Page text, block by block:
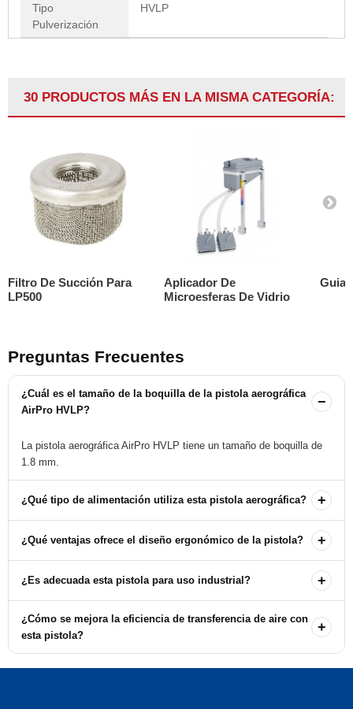
Tipo
Pulverización
HVLP
30 PRODUCTOS MÁS EN LA MISMA CATEGORÍA:
Filtro De Succión Para
LP500
Aplicador De
Microesferas De Vidrio
Guia
Preguntas Frecuentes
¿Cuál es el tamaño de la boquilla de la pistola aerográfica
AirPro HVLP?
−
La pistola aerográfica AirPro HVLP tiene un tamaño de boquilla de
1.8 mm.
¿Qué tipo de alimentación utiliza esta pistola aerográfica? +
Esta pistola aerográfica utiliza alimentación por gravedad.
¿Qué ventajas ofrece el diseño ergonómico de la pistola? +
El diseño ergonómico reduce la tensión muscular y la fatiga del
¿Es adecuada esta pistola para uso industrial? +
Sí, la pistola aerográfica AirPro HVLP está diseñada para uso
industrial, siendo ideal para tiendas personalizadas y fabricación de
gran volumen.
¿Cómo se mejora la eficiencia de transferencia de aire con
esta pistola?
+
La pistola mejora la eficiencia de transferencia mediante la